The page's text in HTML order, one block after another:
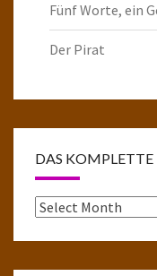
Fünf Worte, ein
Der Pirat
DAS
Das